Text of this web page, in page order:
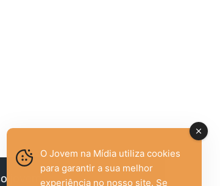
jovem,
O Jovem na Mídia utiliza cookies
para garantir a sua melhor
experiência no nosso site. Se